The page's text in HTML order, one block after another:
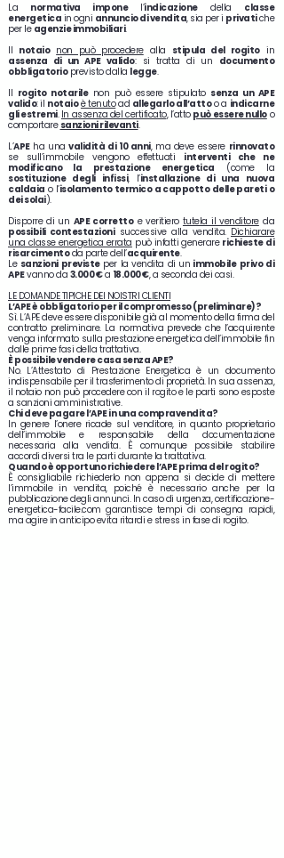
La normativa imponel’indicazionedella classe
energetica in ogni annuncio di vendita, sia per i privatiche
per le agenzie immobiliari.
Il notaio non può procederealla stipula del rogito in
assenza di un APE valido: si tratta di un documento
obbligatorioprevisto dalla legge.
Il rogito notarilenon può essere stipulato senza un APE
valido: il notaioè tenutoad allegarlo all’attoo a indicarne
gli estremi. In assenza del certificato, l’atto può essere nulloo
comportare sanzioni rilevanti.
L’APEha unavalidità di 10 anni, ma deve essere rinnovato
se sull’immobile vengono effettuati interventi che ne
modificano la prestazione energetica (come la
sostituzione degli infissi, l’installazione di una nuova
caldaia o l’isolamento termico a cappotto delle pareti o
dei solai).
Disporre di un APE correttoe veritiero tutela il venditoreda
possibili contestazionisuccessive alla vendita. Dichiarare
una classe energetica errata può infatti generare richieste di
risarcimentoda parte dell’acquirente.
Le sanzioni previsteper la vendita di un immobile privo di
APEvanno da 3.000 €a 18.000 €, a seconda dei casi.
LE DOMANDE TIPICHE DEI NOISTRI CLIENTI
L’APE è obbligatorio per il compromesso (preliminare)?
Sì. L’APE deve essere disponibile già al momento della firma del
contratto preliminare. La normativa prevede che l’acquirente
venga informato sulla prestazione energetica dell’immobile fin
dalle prime fasi della trattativa.
È possibile vendere casa senza APE?
No. L’Attestato di Prestazione Energetica è un documento
indispensabile per il trasferimento di proprietà. In sua assenza,
il notaio non può procedere con il rogito e le parti sono esposte
a sanzioni amministrative.
Chi deve pagare l’APE in una compravendita?
In genere l’onere ricade sul venditore, in quanto proprietario
dell’immobile e responsabile della documentazione
necessaria alla vendita. È comunque possibile stabilire
accordi diversi tra le parti durante la trattativa.
Quando è opportuno richiedere l’APE prima del rogito?
È consigliabile richiederlo non appena si decide di mettere
l’immobile in vendita, poiché è necessario anche per la
pubblicazione degli annunci. In caso di urgenza, certificazione-
energetica-facile.com garantisce tempi di consegna rapidi,
ma agire in anticipo evita ritardi e stress in fase di rogito.